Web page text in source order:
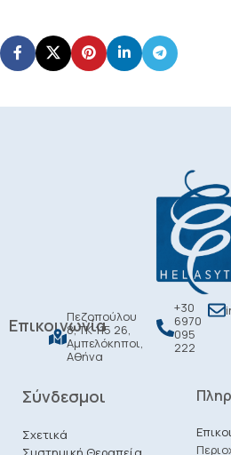
Επικοινωνία
Πεζοπούλου
8, ΤΚ 115 26,
Αμπελόκηποι,
Αθήνα
+30
6970
095
222
Σύνδεσμοι
Σχετικά